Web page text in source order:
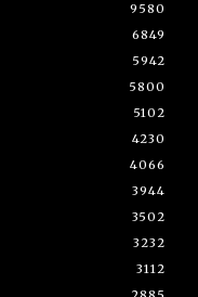
9580
6849
5942
5800
5102
4230
4066
3944
3502
3232
3112